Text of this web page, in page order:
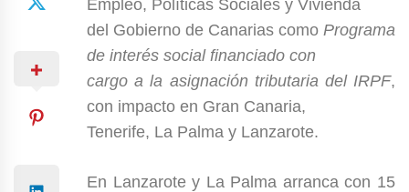
Empleo, Políticas Sociales y Vivienda
del Gobierno de Canarias como Programa
de interés social financiado con
cargo a la asignación tributaria del IRPF,
con impacto en Gran Canaria,
Tenerife, La Palma y Lanzarote.
En Lanzarote y La Palma arranca con 15